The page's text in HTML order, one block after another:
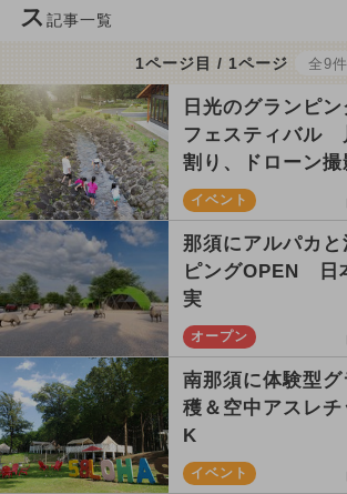
ス 記事一覧
1ページ目 / 1ページ 全9件
日光のグランピ
フェスティバル
割り、ドローン撮
イベント
那須にアルパカ
ピングOPEN 日
実
オープン
南那須に体験型
穫＆空中アスレ
K
イベント